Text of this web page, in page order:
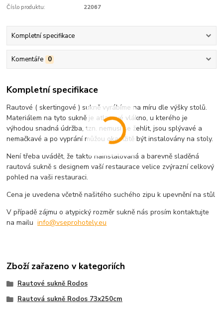
Číslo produktu: 22067
Kompletní specifikace
Komentáře 0
Kompletní specifikace
Rautové ( skertingové ) sukně vyrábíme na míru dle výšky stolů.
Materiálem na tyto sukně je atlasové vlákno, u kterého je
výhodou snadná údržba, tzn. nemusí se žehlit, jsou splývavé a
nemačkavé a po vyprání můžou okamžitě být instalovány na stoly.
Není třeba uvádět, že takto nainstalovaná a barevně sladěná
rautová sukně s designem vaší restaurace velice zvýrazní celkový
pohled na vaši restauraci.
Cena je uvedena včetně našitého suchého zipu k upevnění na stůl
V případě zájmu o atypický rozměr sukně nás prosím kontaktujte
na mailuinfo@vseprohotely.eu
Zboží zařazeno v kategoriích
Rautové sukně Rodos
Rautová sukně Rodos 73x250cm